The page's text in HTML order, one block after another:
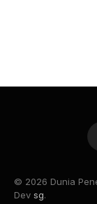
© 2026 Dunia
Dev sg.